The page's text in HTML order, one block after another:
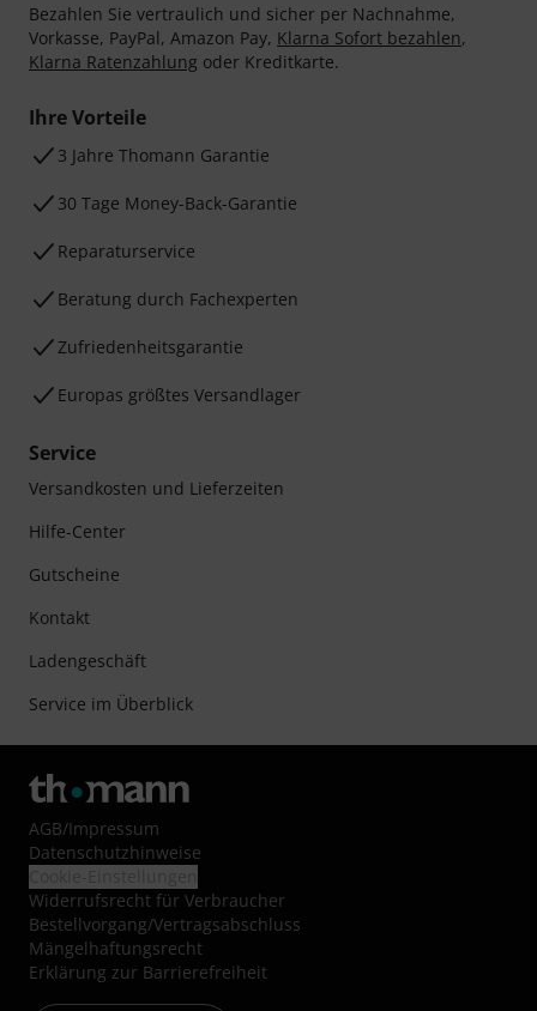
Bezahlen Sie vertraulich und sicher per Nachnahme,
Vorkasse, PayPal, Amazon Pay, Klarna Sofort bezahlen,
Klarna Ratenzahlung oder Kreditkarte.
Ihre Vorteile
3 Jahre Thomann Garantie
30 Tage Money-Back-Garantie
Reparaturservice
Beratung durch Fachexperten
Zufriedenheitsgarantie
Europas größtes Versandlager
Service
Versandkosten und Lieferzeiten
Hilfe-Center
Gutscheine
Kontakt
Ladengeschäft
Service im Überblick
AGB/Impressum
Datenschutzhinweise
Widerrufsrecht für Verbraucher
Bestellvorgang/Vertragsabschluss
Mängelhaftungsrecht
Erklärung zur Barrierefreiheit